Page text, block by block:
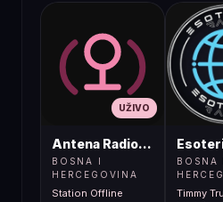
UŽIVO
Antena Radio, Jelah
BOSNA I
HERCEGOVINA
Station Offline
BOSNA
Timmy